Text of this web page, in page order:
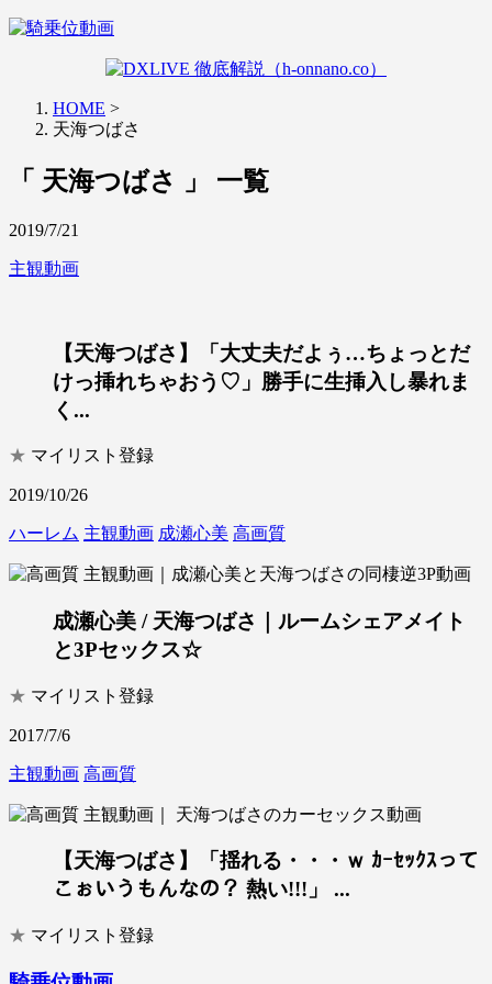
HOME >
天海つばさ
「 天海つばさ 」 一覧
2019/7/21
主観動画
【天海つばさ】「大丈夫だよぅ…ちょっとだ
けっ挿れちゃおう♡」勝手に生挿入し暴れま
く...
★ マイリスト登録
2019/10/26
ハーレム 主観動画 成瀬心美 高画質
成瀬心美 / 天海つばさ｜ルームシェアメイト
と3Pセックス☆
★ マイリスト登録
2017/7/6
主観動画 高画質
【天海つばさ】「揺れる・・・ｗ ｶｰｾｯｸｽって
こぉいうもんなの？ 熱い!!!」 ...
★ マイリスト登録